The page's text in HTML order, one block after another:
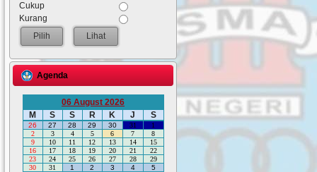
Cukup
Kurang
Lihat
Agenda
06 August 2026
M
S S R K J S
26 27 28 29 30 31
1
2
3 4 5 6 7
8
9
10 11 12 13 14
15
16
17 18 19 20 21
22
23
24 25 26 27 28
29
30
31 1 2 3 4 5